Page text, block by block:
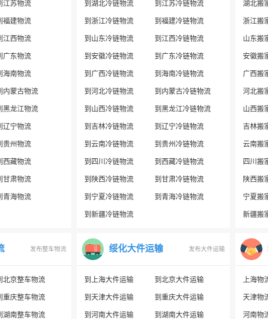
江苏物流
福建物流
江西物流
广东物流
海南物流
内蒙古物流
黑龙江物流
辽宁物流
贵州物流
西藏物流
甘肃物流
青海物流
发布整车物流
北京整车物流
重庆整车物流
湖南整车物流
到湖北冷链物流 到江苏冷链物流
到浙江冷链物流 到福建冷链物流
到山东冷链物流 到江西冷链物流
到安徽冷链物流 到广东冷链物流
到广西冷链物流 到海南冷链物流
到河北冷链物流 到内蒙古冷链物流
到山西冷链物流 到黑龙江冷链物流
到吉林冷链物流 到辽宁冷链物流
到云南冷链物流 到贵州冷链物流
到四川冷链物流 到西藏冷链物流
到陕西冷链物流 到甘肃冷链物流
到宁夏冷链物流 到青海冷链物流
到新疆冷链物流
绥化大件运输 发布大件运输
到上海大件运输 到北京大件运输
到天津大件运输 到重庆大件运输
到河南大件运输 到湖南大件运输
湖北搬
浙江搬
山东搬
安徽搬
广西搬
河北搬
山西搬
吉林搬
云南搬
四川搬
陕西搬
宁夏搬
新疆搬
上海物
天津物
河南物